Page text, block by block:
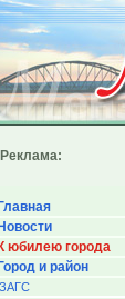
Реклама:
Главная
Новости
К юбилею города
Город и район
ЗАГС